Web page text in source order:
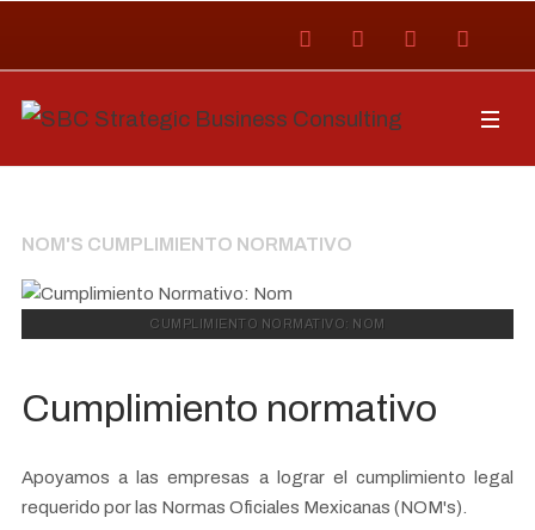
NOM'S CUMPLIMIENTO NORMATIVO
CUMPLIMIENTO NORMATIVO: NOM
Cumplimiento normativo
Apoyamos a las empresas a lograr el cumplimiento legal
requerido por las Normas Oficiales Mexicanas (NOM's).